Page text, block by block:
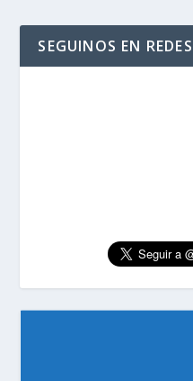
SEGUINOS EN REDES